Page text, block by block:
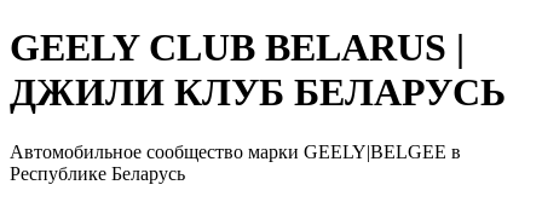
GEELY CLUB BELARUS |
ДЖИЛИ КЛУБ БЕЛАРУСЬ
Автомобильное сообщество марки GEELY|BELGEE в
Республике Беларусь